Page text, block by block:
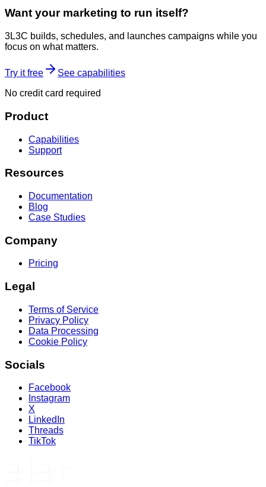
Want your marketing to run itself?
3L3C builds, schedules, and launches campaigns while you
focus on what matters.
Try it free
See capabilities
No credit card required
Product
Capabilities
Support
Resources
Documentation
Blog
Case Studies
Company
Pricing
Legal
Terms of Service
Privacy Policy
Data Processing
Cookie Policy
Socials
Facebook
Instagram
X
LinkedIn
Threads
TikTok